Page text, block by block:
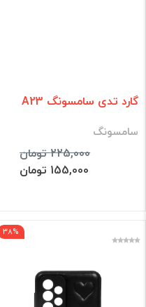
گارد تدی سامسونگ A23
سامسونگ
225,000 تومان
155,000 تومان
38%